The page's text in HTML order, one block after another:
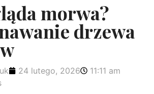
morwa?
drzewa
24 lutego, 2026
11:11 am